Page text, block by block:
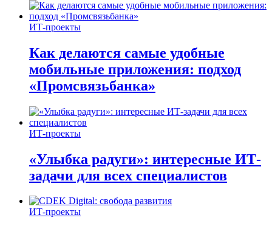
ИТ-проекты
Как делаются самые удобные
мобильные приложения: подход
«Промсвязьбанка»
ИТ-проекты
«Улыбка радуги»: интересные ИТ-
задачи для всех специалистов
ИТ-проекты